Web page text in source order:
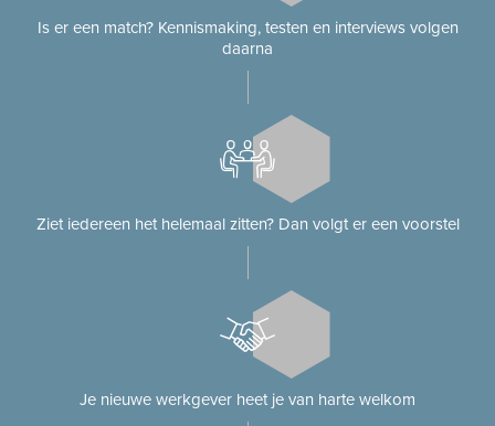
Is er een match? Kennismaking, testen en interviews volgen
daarna
Ziet iedereen het helemaal zitten? Dan volgt er een voorstel
Je nieuwe werkgever heet je van harte welkom